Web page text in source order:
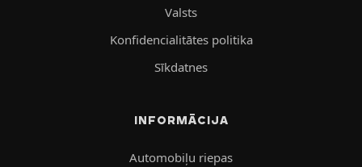
Valsts
Konfidencialitātes politika
Sīkdatnes
INFORMĀCIJA
Automobiļu riepas